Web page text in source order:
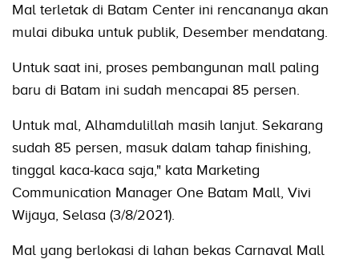
Mal terletak di Batam Center ini rencananya akan
mulai dibuka untuk publik, Desember mendatang.
Untuk saat ini, proses pembangunan mall paling
baru di Batam ini sudah mencapai 85 persen.
Untuk mal, Alhamdulillah masih lanjut. Sekarang
sudah 85 persen, masuk dalam tahap finishing,
tinggal kaca-kaca saja," kata Marketing
Communication Manager One Batam Mall, Vivi
Wijaya, Selasa (3/8/2021).
Mal yang berlokasi di lahan bekas Carnaval Mall